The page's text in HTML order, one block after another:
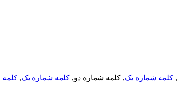
, کلمه شماره یک, کلمه شماره دو, کلمه شماره یک, کلمه